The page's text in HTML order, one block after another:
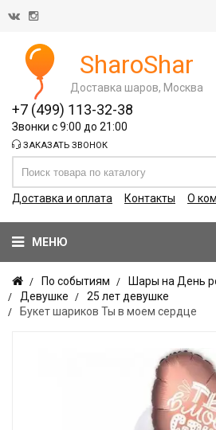
SharoShar
Доставка шаров, Москва
+7 (499) 113-32-38
Звонки с 9:00 до 21:00
ЗАКАЗАТЬ ЗВОНОК
Доставка и оплата Контакты О
МЕНЮ
По событиям Шары на День
Девушке
25 лет девушке
Букет шариков Ты в моем сердце